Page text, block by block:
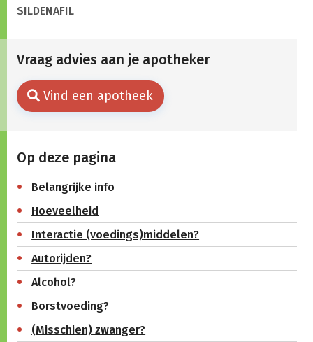
SILDENAFIL
Vraag advies aan je apotheker
Vind een apotheek
Op deze pagina
Belangrijke info
Hoeveelheid
Interactie (voedings)middelen?
Autorijden?
Alcohol?
Borstvoeding?
(Misschien) zwanger?